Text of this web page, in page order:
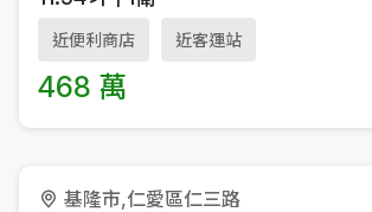
近便利商店 近客運站
468 萬
基隆市,仁愛區仁三路